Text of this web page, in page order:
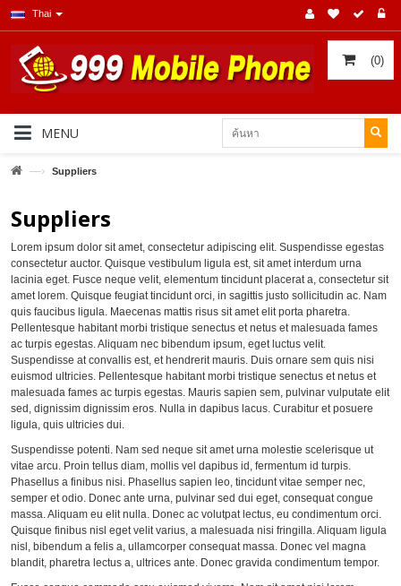
Thai
(0)
MENU
—› Suppliers
Suppliers
Lorem ipsum dolor sit amet, consectetur adipiscing elit. Suspendisse egestas
consectetur auctor. Quisque vestibulum ligula est, sit amet interdum urna
lacinia eget. Fusce neque velit, elementum tincidunt placerat a, consectetur sit
amet lorem. Quisque feugiat tincidunt orci, in sagittis justo sollicitudin ac. Nam
quis faucibus ligula. Maecenas mattis risus sit amet elit porta pharetra.
Pellentesque habitant morbi tristique senectus et netus et malesuada fames
ac turpis egestas. Aliquam nec bibendum ipsum, eget luctus velit.
Suspendisse at convallis est, et hendrerit mauris. Duis ornare sem quis nisi
euismod ultricies. Pellentesque habitant morbi tristique senectus et netus et
malesuada fames ac turpis egestas. Mauris sapien sem, pulvinar vulputate elit
sed, dignissim dignissim eros. Nulla in dapibus lacus. Curabitur et posuere
ligula, quis ultricies dui.
Suspendisse potenti. Nam sed neque sit amet urna molestie scelerisque ut
vitae arcu. Proin tellus diam, mollis vel dapibus id, fermentum id turpis.
Phasellus a finibus nisi. Phasellus sapien leo, tincidunt vitae semper nec,
semper et odio. Donec ante urna, pulvinar sed dui eget, consequat congue
massa. Aliquam eu elit nulla. Donec ac volutpat lectus, eu condimentum orci.
Quisque finibus nisl eget velit varius, a malesuada nisi fringilla. Aliquam ligula
nisl, bibendum a felis a, ullamcorper consequat massa. Donec vel magna
blandit, pharetra lectus a, ultrices ante. Donec gravida condimentum tempor.